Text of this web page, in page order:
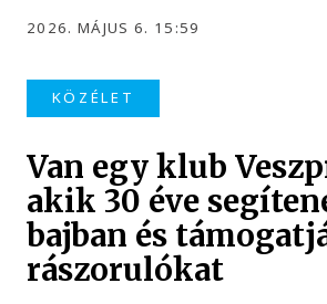
2026. MÁJUS 6. 15:59
KÖZÉLET
Van egy klub
akik 30 éve
bajban és
rászorulókat